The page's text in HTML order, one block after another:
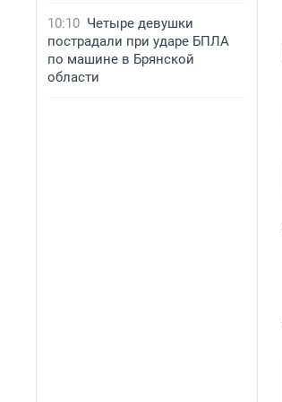
10:10 Четыре девушки
пострадали при ударе БПЛА
по машине в Брянской
области